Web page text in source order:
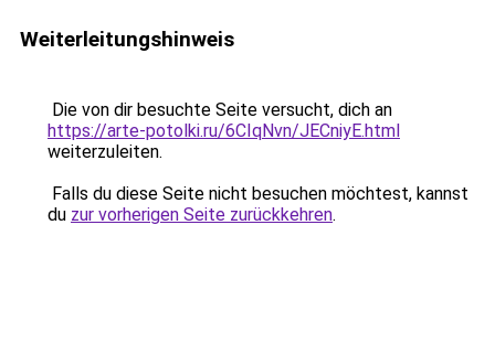
Weiterleitungshinweis
Die von dir besuchte Seite versucht, dich an
https://arte-potolki.ru/6CIqNvn/JECniyE.html
weiterzuleiten.
Falls du diese Seite nicht besuchen möchtest, kannst
du zur vorherigen Seite zurückkehren.